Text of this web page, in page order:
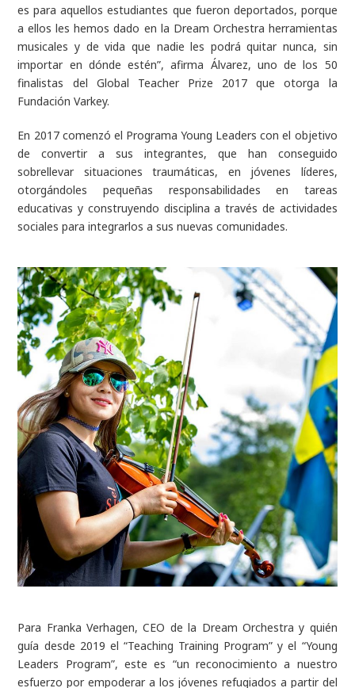
es para aquellos estudiantes que fueron deportados, porque
a ellos les hemos dado en la Dream Orchestra herramientas
musicales y de vida que nadie les podrá quitar nunca, sin
importar en dónde estén”, afirma Álvarez, uno de los 50
finalistas del Global Teacher Prize 2017 que otorga la
Fundación Varkey.
En 2017 comenzó el Programa Young Leaders con el objetivo
de convertir a sus integrantes, que han conseguido
sobrellevar situaciones traumáticas, en jóvenes líderes,
otorgándoles pequeñas responsabilidades en tareas
educativas y construyendo disciplina a través de actividades
sociales para integrarlos a sus nuevas comunidades.
Para Franka Verhagen, CEO de la Dream Orchestra y quién
guía desde 2019 el “Teaching Training Program” y el “Young
Leaders Program”, este es “un reconocimiento a nuestro
esfuerzo por empoderar a los jóvenes refugiados a partir del